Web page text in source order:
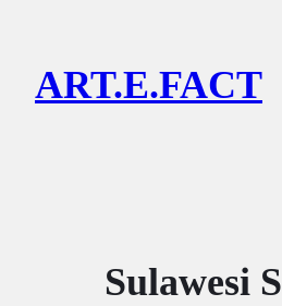
kontenART.E.FACT
Sulawesi